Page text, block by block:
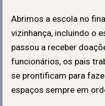
Abrimos a escola no
vizinhança, incluindo o
passou a receber
funcionários, os pais
se prontificam para
espaços sempre em